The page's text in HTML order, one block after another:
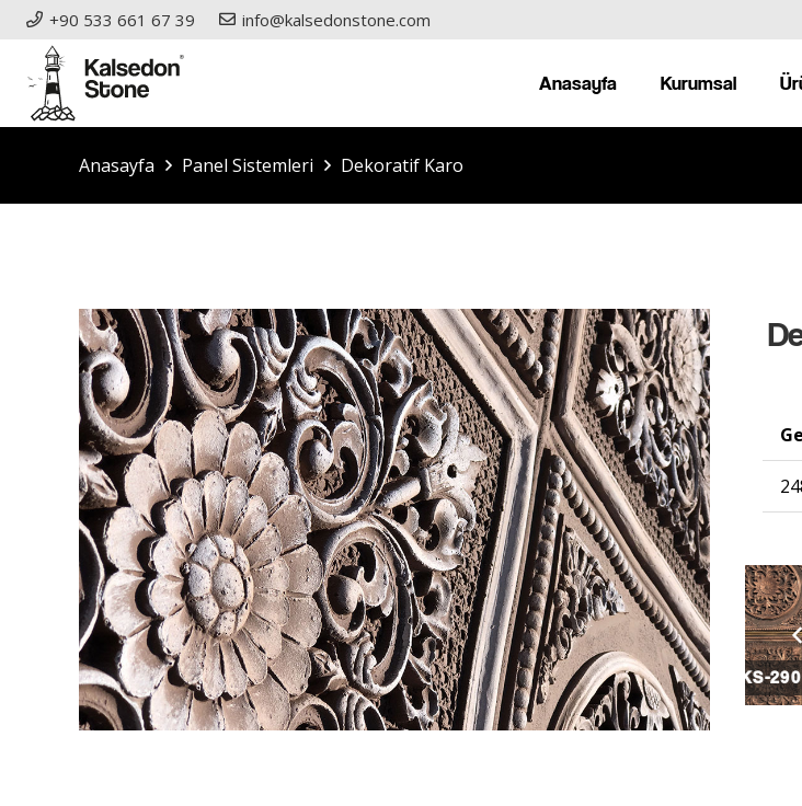
+90 533 661 67 39 info@kalsedonstone.com
Anasayfa Kurumsal
Anasayfa Panel Sistemleri Dekoratif Karo
KS-2900 KS-2901